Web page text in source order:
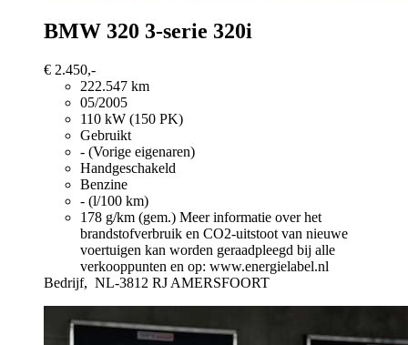
BMW 320 3-serie 320i
€ 2.450,-
222.547 km
05/2005
110 kW (150 PK)
Gebruikt
- (Vorige eigenaren)
Handgeschakeld
Benzine
- (l/100 km)
178 g/km (gem.) Meer informatie over het
brandstofverbruik en CO2-uitstoot van nieuwe
voertuigen kan worden geraadpleegd bij alle
verkooppunten en op: www.energielabel.nl
Bedrijf, NL-3812 RJ AMERSFOORT